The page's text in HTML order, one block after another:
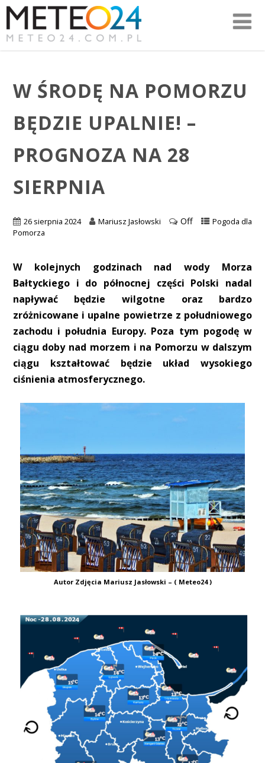
W ŚRODĘ NA POMORZU
BĘDZIE UPALNIE! –
PROGNOZA NA 28
SIERPNIA
26 sierpnia 2024 Mariusz Jasłowski Off
Pogoda dla
Pomorza
W kolejnych godzinach nad wody Morza
Bałtyckiego i do północnej części Polski nadal
napływać będzie wilgotne oraz bardzo
zróżnicowane i upalne powietrze z południowego
zachodu i południa Europy. Poza tym pogodę w
ciągu doby nad morzem i na Pomorzu w dalszym
ciągu kształtować będzie układ wysokiego
ciśnienia atmosferycznego.
Autor Zdjęcia Mariusz Jasłowski – ( Meteo24 )